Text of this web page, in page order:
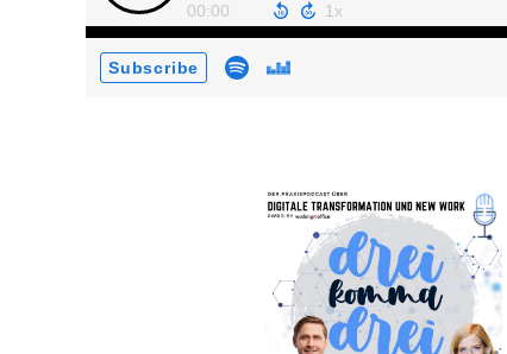
00:00
Subscribe